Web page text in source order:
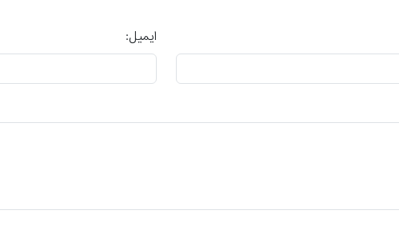
ایمیل: